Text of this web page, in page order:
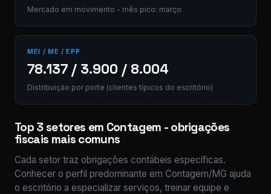
Mercado em movimento - mês pico: março
MEI / ME / EPP
78.137 / 3.900 / 8.004
Distribuição por porte (clientes típicos do escritório)
Top 3 setores em Contagem - obrigações
fiscais mais comuns
Cada setor traz obrigações contábeis específicas.
Conhecer o perfil predominante em Contagem/MG ajuda
o escritório a especializar serviços, treinar equipe e